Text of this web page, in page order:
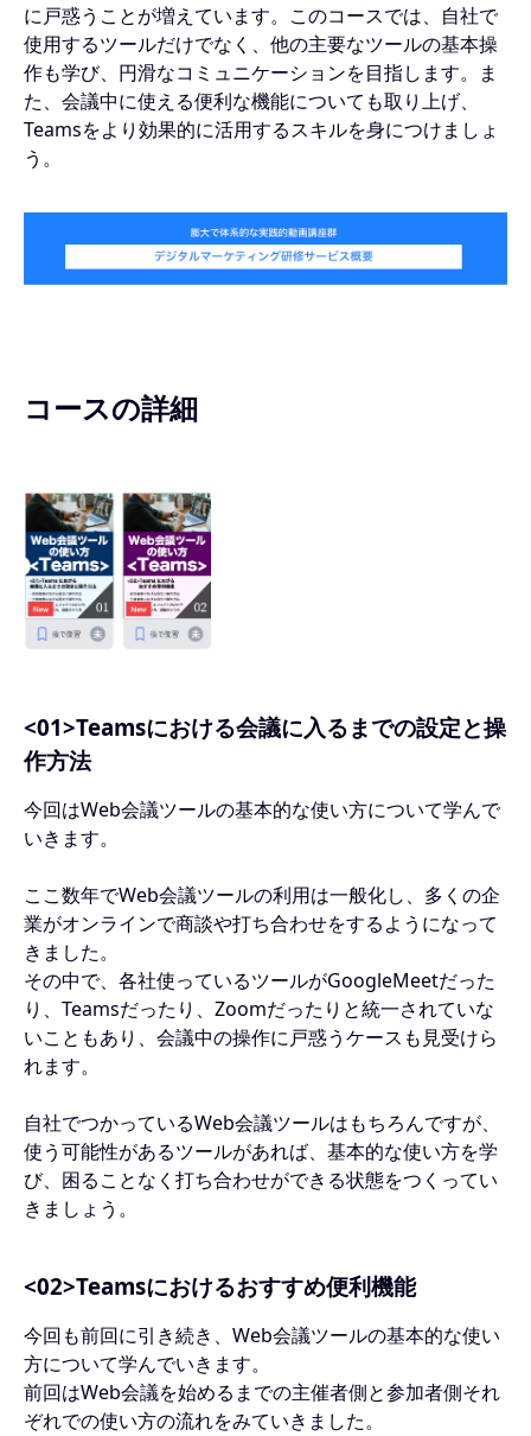
に戸惑うことが増えています。このコースでは、自社で
使用するツールだけでなく、他の主要なツールの基本操
作も学び、円滑なコミュニケーションを目指します。ま
た、会議中に使える便利な機能についても取り上げ、
Teamsをより効果的に活用するスキルを身につけましょ
う。
コースの詳細
<01>Teamsにおける会議に入るまでの設定と操
作方法
今回はWeb会議ツールの基本的な使い方について学んで
いきます。
ここ数年でWeb会議ツールの利用は一般化し、多くの企
業がオンラインで商談や打ち合わせをするようになって
きました。
その中で、各社使っているツールがGoogleMeetだった
り、Teamsだったり、Zoomだったりと統一されていな
いこともあり、会議中の操作に戸惑うケースも見受けら
れます。
自社でつかっているWeb会議ツールはもちろんですが、
使う可能性があるツールがあれば、基本的な使い方を学
び、困ることなく打ち合わせができる状態をつくってい
きましょう。
<02>Teamsにおけるおすすめ便利機能
今回も前回に引き続き、Web会議ツールの基本的な使い
方について学んでいきます。
前回はWeb会議を始めるまでの主催者側と参加者側それ
ぞれでの使い方の流れをみていきました。